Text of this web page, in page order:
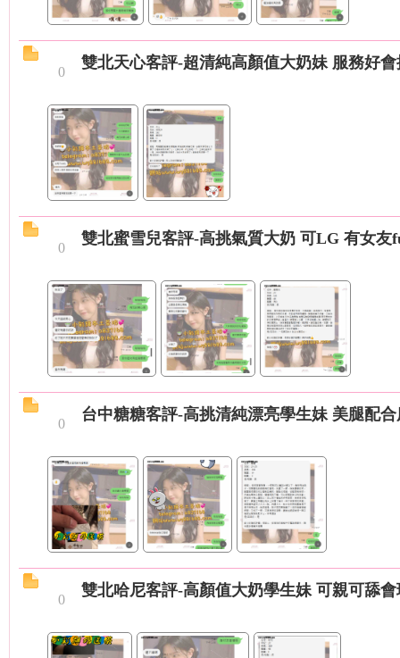
0
雙北天心客評-超清純高顏值大奶妹 服務好會
0
雙北蜜雪兒客評-高挑氣質大奶 可LG 有女友
0
台中糖糖客評-高挑清純漂亮學生妹 美腿配
0
雙北哈尼客評-高顏值大奶學生妹 可親可舔